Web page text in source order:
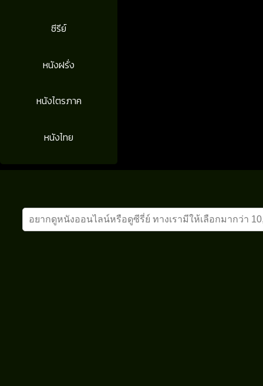
ซีรีย์
หนังฝรั่ง
หนังไตรภาค
หนังไทย